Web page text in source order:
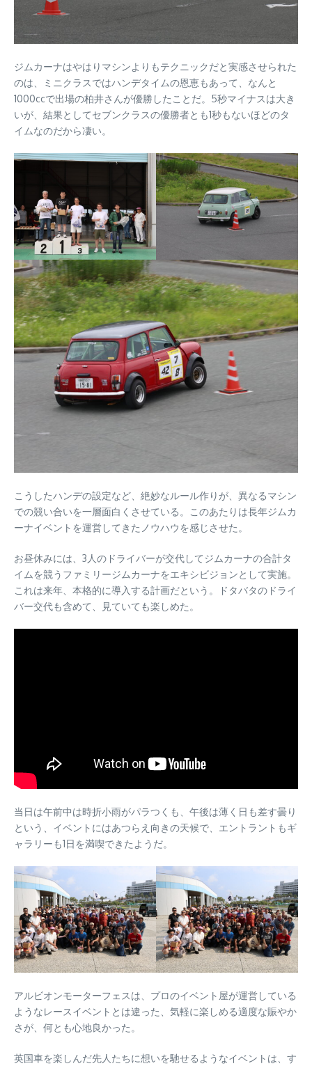
ジムカーナはやはりマシンよりもテクニックだと実感させられた
のは、ミニクラスではハンデタイムの恩恵もあって、なんと
1000ccで出場の柏井さんが優勝したことだ。5秒マイナスは大き
いが、結果としてセブンクラスの優勝者とも1秒もないほどのタ
イムなのだから凄い。
こうしたハンデの設定など、絶妙なルール作りが、異なるマシン
での競い合いを一層面白くさせている。このあたりは長年ジムカ
ーナイベントを運営してきたノウハウを感じさせた。
お昼休みには、3人のドライバーが交代してジムカーナの合計タ
イムを競うファミリージムカーナをエキシビジョンとして実施。
これは来年、本格的に導入する計画だという。ドタバタのドライ
バー交代も含めて、見ていても楽しめた。
当日は午前中は時折小雨がパラつくも、午後は薄く日も差す曇り
という、イベントにはあつらえ向きの天候で、エントラントもギ
ャラリーも1日を満喫できたようだ。
アルビオンモーターフェスは、プロのイベント屋が運営している
ようなレースイベントとは違った、気軽に楽しめる適度な賑やか
さが、何とも心地良かった。
英国車を楽しんだ先人たちに想いを馳せるようなイベントは、す